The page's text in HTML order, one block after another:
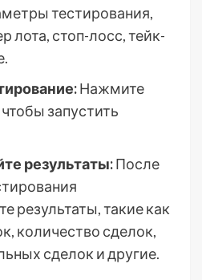
тестирования,
лота, стоп-лосс, тейк-
Нажмите
запустить
результаты:После
результаты, такие как
количество сделок,
сделок и другие.